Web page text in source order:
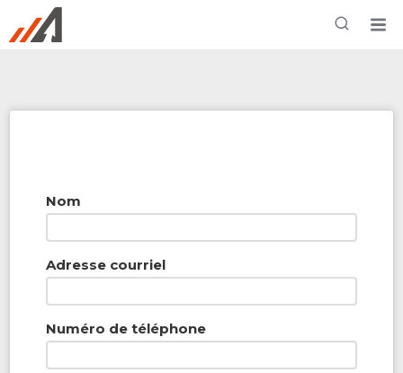
Rechercher à proximité - Entreprise / Rabais /
Services
Nom
Adresse courriel
Numéro de téléphone